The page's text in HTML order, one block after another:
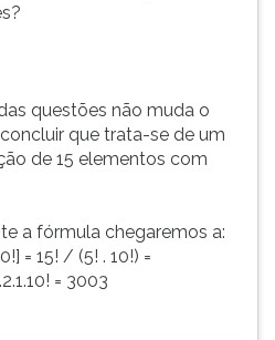
questões não muda o
que trata-se de um
de 15 elementos com
a fórmula chegaremos a:
= 15! / (5! . 10!) =
= 3003